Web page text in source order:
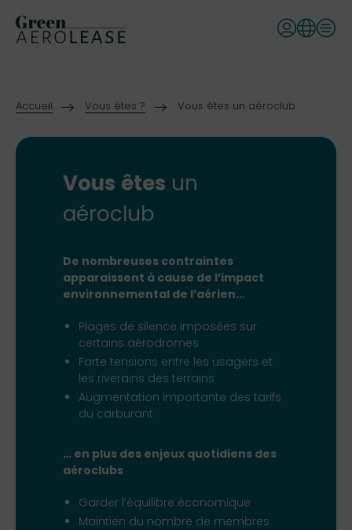
Accueil Vous êtes ? Vous êtes un aéroclub
Vous êtes un
aéroclub
De nombreuses contraintes
apparaissent à cause de l’impact
environnemental de l’aérien…
Plages de silence imposées sur
certains aérodromes
Forte tensions entre les usagers et
les riverains des terrains
Augmentation importante des tarifs
du carburant
… en plus des enjeux quotidiens des
aéroclubs
Garder l’équilibre économique
Maintien du nombre de membres